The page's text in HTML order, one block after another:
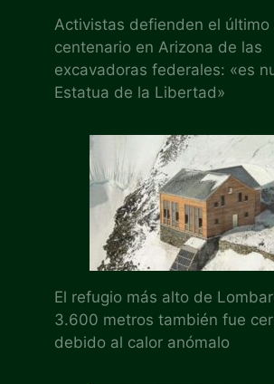
Activistas defienden el último
centenario en Arizona de las
excavadoras federales: «es
Estatua de la Libertad»
El refugio más alto de
3.600 metros también fue
debido al calor anómalo